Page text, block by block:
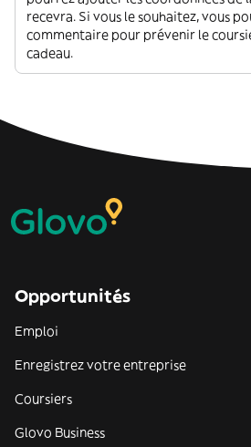
recevra. Si vous le souhaitez, vous
commentaire pour prévenir le
cadeau.
Opportunités
Emploi
Enregistrez votre entreprise
Coursiers
Glovo Business